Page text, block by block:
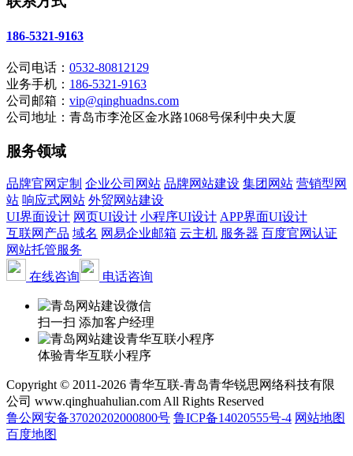
186-5321-9163
公司电话： 0532-80812129
业务手机： 186-5321-9163
公司邮箱： vip@qinghuadns.com
公司地址：青岛市李沧区金水路1068号保利中央大厦
服务领域
品牌官网定制 企业公司网站 品牌网站建设 集团网站 营销型网
站 响应式网站 外贸网站建设
UI界面设计 网页UI设计 小程序UI设计 APP界面UI设计
互联网产品 域名 网易企业邮箱 云主机 服务器 百度官网认证
网站托管服务
在线咨询
电话咨询
扫一扫 添加客户经理
体验青华互联小程序
Copyright © 2011-2026 青华互联-青岛青华锐思网络科技有限
公司 www.qinghuahulian.com All Rights Reserved
鲁公网安备37020202000800号 鲁ICP备14020555号-4 网站地图
百度地图